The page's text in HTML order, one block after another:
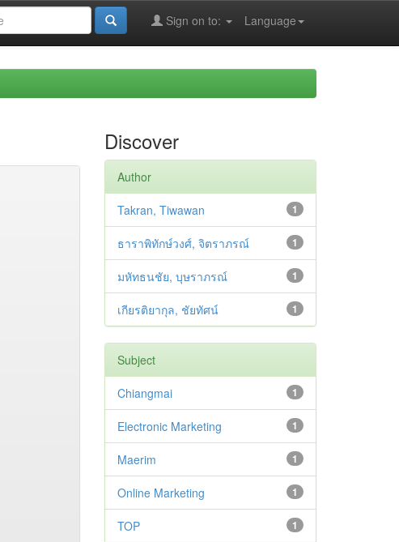
Language
Sign on to:
Discover
Author
1
Takran, Tiwawan
1
ธาราพิทักษ์วงศ์, จิตราภรณ์
1
มหัทธนชัย, บุษราภรณ์
1
เกียรติยากุล, ชัยทัศน์
Subject
1
Chiangmai
1
Electronic Marketing
1
Maerim
1
Online Marketing
1
TOP